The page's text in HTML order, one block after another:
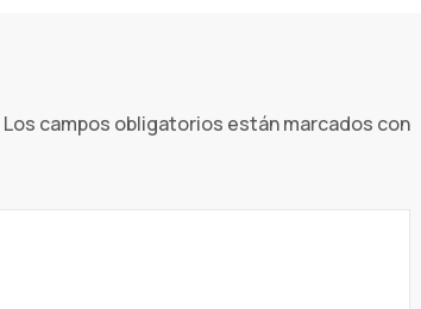
Los campos obligatorios están marcados con